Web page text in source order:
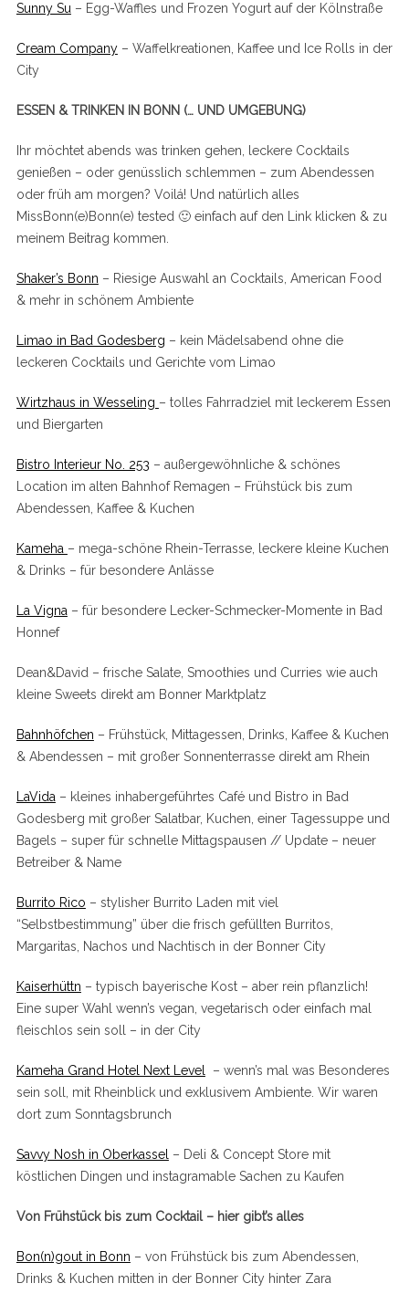
Sunny Su – Egg-Waffles und Frozen Yogurt auf der Kölnstraße
Cream Company– Waffelkreationen, Kaffee und Ice Rolls in der
City
ESSEN & TRINKEN IN BONN (… UND UMGEBUNG)
Ihr möchtet abends was trinken gehen, leckere Cocktails
genießen – oder genüsslich schlemmen – zum Abendessen
oder früh am morgen? Voilá! Und natürlich alles
MissBonn(e)Bonn(e) tested 🙂 einfach auf den Link klicken & zu
meinem Beitrag kommen.
Shaker’s Bonn – Riesige Auswahl an Cocktails, American Food
& mehr in schönem Ambiente
Limao in Bad Godesberg – kein Mädelsabend ohne die
leckeren Cocktails und Gerichte vom Limao
Wirtzhaus in Wesseling – tolles Fahrradziel mit leckerem Essen
und Biergarten
Bistro Interieur No. 253 – außergewöhnliche & schönes
Location im alten Bahnhof Remagen – Frühstück bis zum
Abendessen, Kaffee & Kuchen
Kameha – mega-schöne Rhein-Terrasse, leckere kleine Kuchen
& Drinks – für besondere Anlässe
La Vigna – für besondere Lecker-Schmecker-Momente in Bad
Honnef
Dean&David – frische Salate, Smoothies und Curries wie auch
kleine Sweets direkt am Bonner Marktplatz
Bahnhöfchen – Frühstück, Mittagessen, Drinks, Kaffee & Kuchen
& Abendessen – mit großer Sonnenterrasse direkt am Rhein
LaVida – kleines inhabergeführtes Café und Bistro in Bad
Godesberg mit großer Salatbar, Kuchen, einer Tagessuppe und
Bagels – super für schnelle Mittagspausen // Update – neuer
Betreiber & Name
Burrito Rico – stylisher Burrito Laden mit viel
“Selbstbestimmung” über die frisch gefüllten Burritos,
Margaritas, Nachos und Nachtisch in der Bonner City
Kaiserhüttn – typisch bayerische Kost – aber rein pflanzlich!
Eine super Wahl wenn’s vegan, vegetarisch oder einfach mal
fleischlos sein soll – in der City
Kameha Grand Hotel Next Level
– wenn’s mal was Besonderes
sein soll, mit Rheinblick und exklusivem Ambiente. Wir waren
dort zum Sonntagsbrunch
Savvy Nosh in Oberkassel – Deli & Concept Store mit
köstlichen Dingen und instagramable Sachen zu Kaufen
Von Frühstück bis zum Cocktail – hier gibt’s alles
Bon(n)gout in Bonn – von Frühstück bis zum Abendessen,
Drinks & Kuchen mitten in der Bonner City hinter Zara